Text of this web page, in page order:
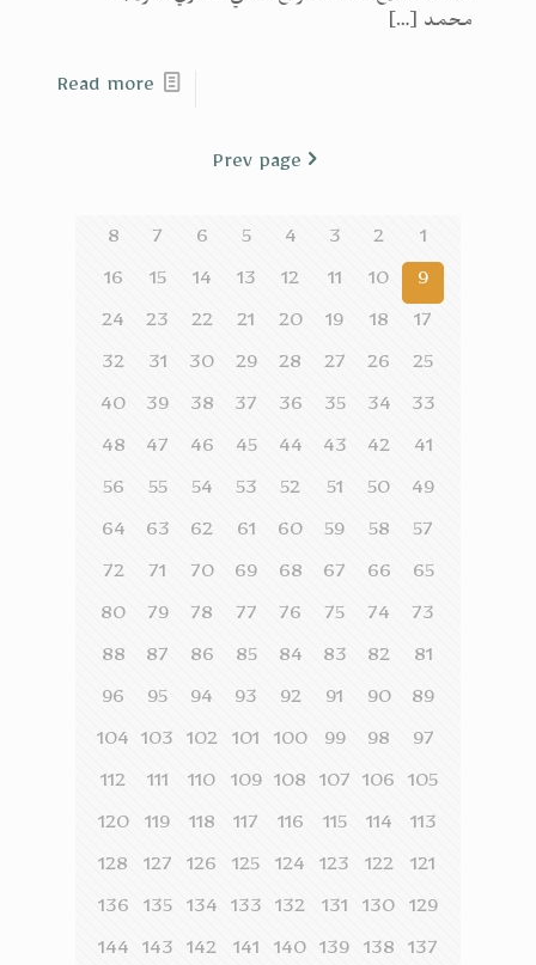
محمد […]
Read more
Prev page
1
2
3
4
5
6
7
8
9
10
11
12
13
14
15
16
17
18
19
20
21
22
23
24
25
26
27
28
29
30
31
32
33
34
35
36
37
38
39
40
41
42
43
44
45
46
47
48
49
50
51
52
53
54
55
56
57
58
59
60
61
62
63
64
65
66
67
68
69
70
71
72
73
74
75
76
77
78
79
80
81
82
83
84
85
86
87
88
89
90
91
92
93
94
95
96
97
98
99
100
101
102
103
104
105
106
107
108
109
110
111
112
113
114
115
116
117
118
119
120
121
122
123
124
125
126
127
128
129
130
131
132
133
134
135
136
137
138
139
140
141
142
143
144